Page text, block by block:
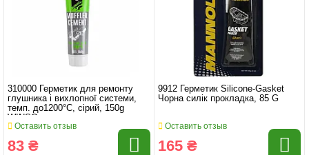
310000 Герметик для ремонту
глушника і вихлопної системи,
темп. до1200°С, сірий, 150g
WINSO
Оставить отзыв
83 ₴
9912 Герметик Silicone-Gasket
Чорна силік прокладка, 85 G
Оставить отзыв
165 ₴